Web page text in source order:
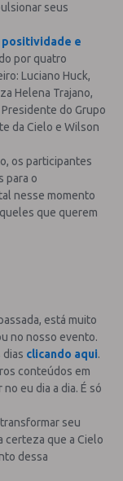
seus
positividade e
por quatro
Luciano Huck,
Helena Trajano,
do Grupo
da Cielo e Wilson
os participantes
para o
nesse momento
que querem
está muito
no nosso evento.
clicando aqui.
conteúdos em
eu dia a dia. É só
seu
certeza que a Cielo
dessa